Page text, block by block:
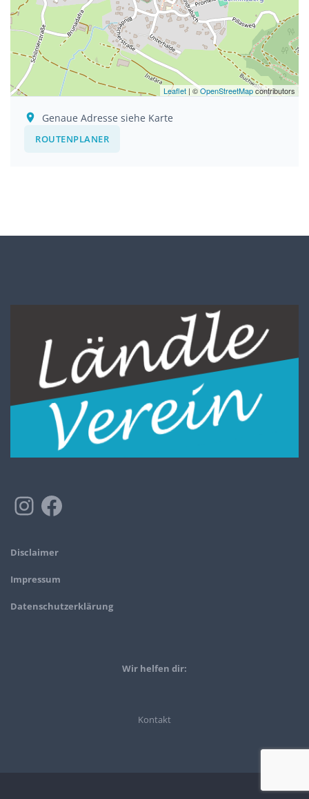
Leaflet | ©OpenStreetMapcontributors
Genaue Adresse siehe Karte
ROUTENPLANER
Disclaimer
Impressum
Datenschutzerklärung
Wir helfen dir:
Kontakt